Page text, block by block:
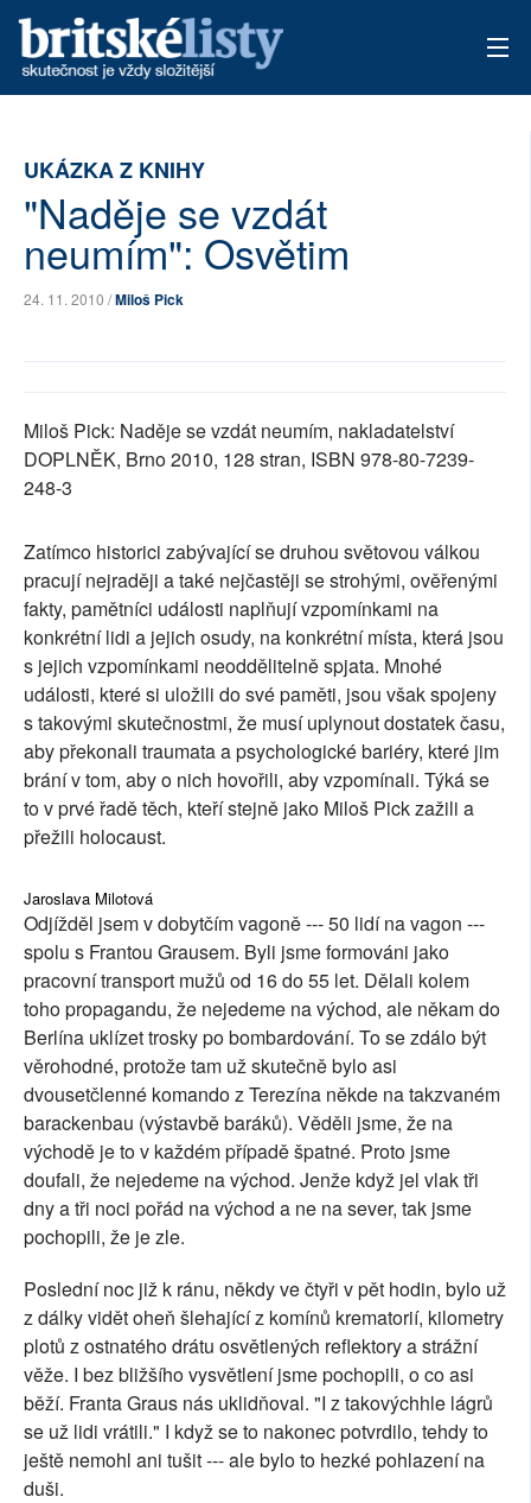
ARCHIV
TÉMATA
UKÁZKA Z KNIHY
"Naděje se vzdát
neumím": Osvětim
24. 11. 2010 /Miloš Pick
Miloš Pick: Naděje se vzdát neumím, nakladatelství
DOPLNĚK, Brno 2010, 128 stran, ISBN 978-80-7239-
248-3
Zatímco historici zabývající se druhou světovou válkou
pracují nejraději a také nejčastěji se strohými, ověřenými
fakty, pamětníci události naplňují vzpomínkami na
konkrétní lidi a jejich osudy, na konkrétní místa, která jsou
s jejich vzpomínkami neoddělitelně spjata. Mnohé
události, které si uložili do své paměti, jsou však spojeny
s takovými skutečnostmi, že musí uplynout dostatek času,
aby překonali traumata a psychologické bariéry, které jim
brání v tom, aby o nich hovořili, aby vzpomínali. Týká se
to v prvé řadě těch, kteří stejně jako Miloš Pick zažili a
přežili holocaust.
Jaroslava Milotová
Odjížděl jsem v dobytčím vagoně --- 50 lidí na vagon ---
spolu s Frantou Grausem. Byli jsme formováni jako
pracovní transport mužů od 16 do 55 let. Dělali kolem
toho propagandu, že nejedeme na východ, ale někam do
Berlína uklízet trosky po bombardování. To se zdálo být
věrohodné, protože tam už skutečně bylo asi
dvousetčlenné komando z Terezína někde na takzvaném
barackenbau (výstavbě baráků). Věděli jsme, že na
východě je to v každém případě špatné. Proto jsme
doufali, že nejedeme na východ. Jenže když jel vlak tři
dny a tři noci pořád na východ a ne na sever, tak jsme
pochopili, že je zle.
Poslední noc již k ránu, někdy ve čtyři v pět hodin, bylo už
z dálky vidět oheň šlehající z komínů krematorií, kilometry
plotů z ostnatého drátu osvětlených reflektory a strážní
věže. I bez bližšího vysvětlení jsme pochopili, o co asi
běží. Franta Graus nás uklidňoval. "I z takovýchhle lágrů
se už lidi vrátili." I když se to nakonec potvrdilo, tehdy to
ještě nemohl ani tušit --- ale bylo to hezké pohlazení na
duši.